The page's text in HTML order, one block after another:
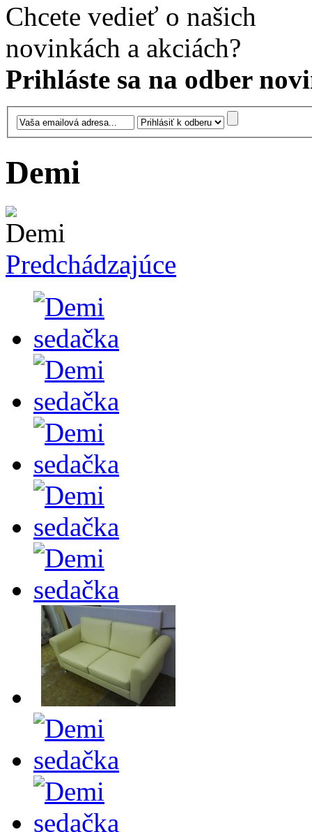
Chcete vedieť o našich
novinkách a akciách?
Prihláste sa na odber
Demi
Predchádzajúce